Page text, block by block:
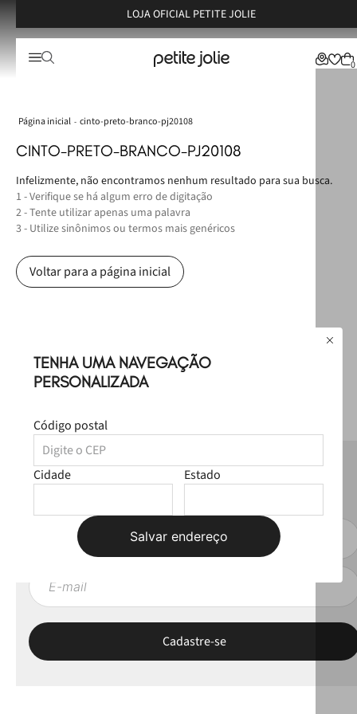
LOJA OFICIAL PETITE JOLIE
TENHA UMA NAVEGAÇÃO
PERSONALIZADA
Código postal
Cidade Estado
Salvar endereço
0
cinto-preto-branco-pj20108
CINTO-PRETO-BRANCO-PJ20108
Infelizmente, não encontramos nenhum resultado para sua busca.
1 - Verifique se há algum erro de digitação
2 - Tente utilizar apenas uma palavra
3 - Utilize sinônimos ou termos mais genéricos
Voltar para a página inicial
NEWSLETTER